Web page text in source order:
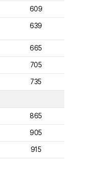
609
639
665
705
735
865
905
915